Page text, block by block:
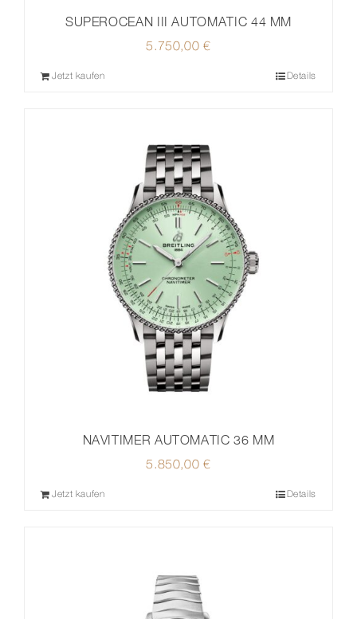
SUPEROCEAN III AUTOMATIC 44 MM
5.750,00€
Jetzt kaufen Details
NAVITIMER AUTOMATIC 36 MM
5.850,00€
Jetzt kaufen Details